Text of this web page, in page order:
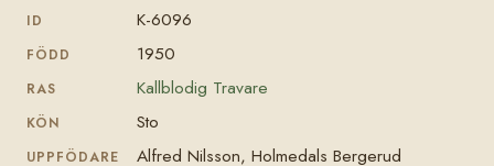
ID K-6096
FÖDD 1950
RAS Kallblodig Travare
KÖN Sto
UPPFÖDARE Alfred Nilsson, Holmedals Bergerud